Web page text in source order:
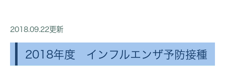
2018.09.22更新
2018年度 インフルエンザ予防接種